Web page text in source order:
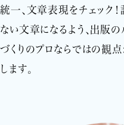
統一、文章表現をチェック
ない文章になるよう、出版
づくりのプロならではの観
します。